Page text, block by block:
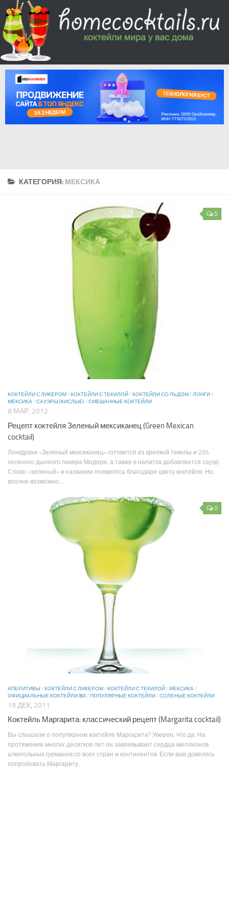
КАТЕГОРИЯ: МЕКСИКА
0
КОКТЕЙЛИ С ЛИКЕРОМ / КОКТЕЙЛИ С ТЕКИЛОЙ / КОКТЕЙЛИ СО ЛЬДОМ /ЛОНГИ /
МЕКСИКА/САУЭРЫ (КИСЛЫЕ) /СМЕШАННЫЕ КОКТЕЙЛИ
8 МАР, 2012
Рецепт коктейля Зеленый мексиканец (Green Mexican
cocktail)
Лонгдринк «Зеленый мексиканец» готовится из крепкой текилы и 20%
зеленого дынного ликера Мидори, а также в напиток добавляется сауэр.
Слово «зеленый» в названии появилось благодаря цвету коктейля. Но,
вполне возможно,...
0
АПЕРИТИВЫ /КОКТЕЙЛИ С ЛИКЕРОМ/КОКТЕЙЛИ С ТЕКИЛОЙ/МЕКСИКА/
ОФИЦИАЛЬНЫЕ КОКТЕЙЛИ IBA/ПОПУЛЯРНЫЕ КОКТЕЙЛИ/СОЛЕНЫЕ КОКТЕЙЛИ
19 ДЕК, 2011
Коктейль Маргарита: классический рецепт (Margarita cocktail)
Вы слышали о популярном коктейле Маргарита? Уверен, что да. На
протяжении многих десятков лет он завоевывает сердца миллионов
алкогольных гурманов со всех стран и континентов. Если вам довелось
попробовать Маргариту...